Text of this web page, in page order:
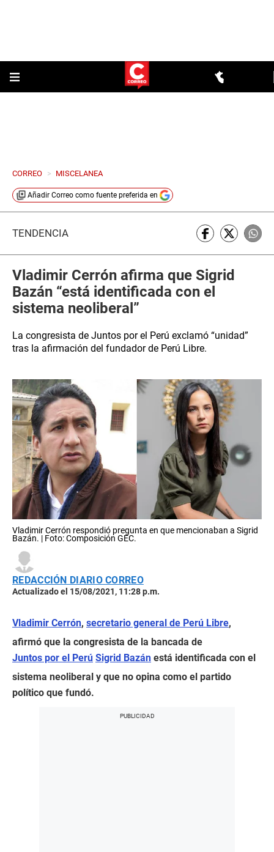
CORREO > MISCELANEA
Añadir Correo como fuente preferida en
TENDENCIA
Vladimir Cerrón afirma que Sigrid
Bazán “está identificada con el
sistema neoliberal”
La congresista de Juntos por el Perú exclamó “unidad”
tras la afirmación del fundador de Perú Libre.
Vladimir Cerrón respondió pregunta en que mencionaban a Sigrid
Bazán. | Foto: Composición GEC.
REDACCIÓN DIARIO CORREO
Actualizado el 15/08/2021, 11:28 p.m.
Vladimir Cerrón, secretario general de Perú Libre,
afirmó que la congresista de la bancada de
Juntos por el Perú Sigrid Bazán está identificada con el
sistema neoliberal y que no opina como el partido
político que fundó.